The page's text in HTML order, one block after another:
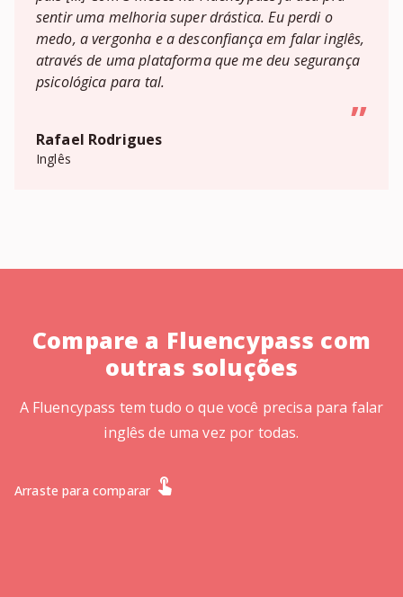
sentir uma melhoria super drástica. Eu perdi o
medo, a vergonha e a desconfiança em falar inglês,
através de uma plataforma que me deu segurança
psicológica para tal.
”
Rafael Rodrigues
Inglês
Compare a Fluencypass com
outras soluções
A Fluencypass tem tudo o que você precisa para falar
inglês de uma vez por todas.
Arraste para comparar